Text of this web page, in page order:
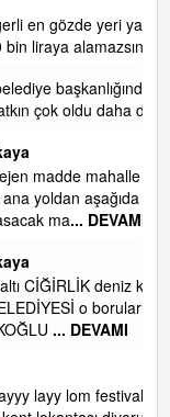
ve çevresidir.
görmek isteriz
asvalt döke
bi yağmurda
giden yola
tüm ereğli
başladı biz halk